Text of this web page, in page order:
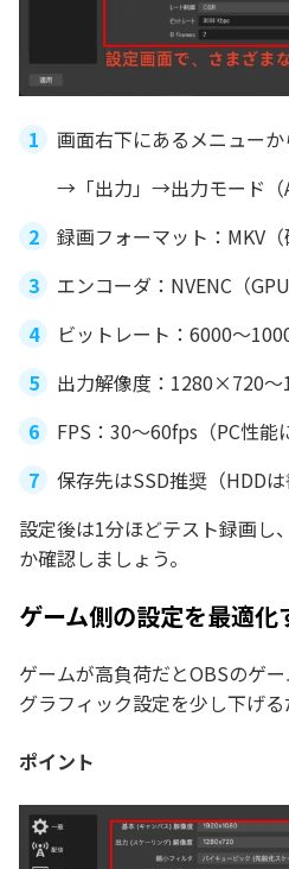
画面右下にあるメニューか
→「出力」→出力モード（
録画フォーマット：MKV（
エンコーダ：NVENC（
ビットレート：6000〜
出力解像度：1280×720
FPS：30〜60fps（PC性能
保存先はSSD推奨（HDDは
設定後は1分ほどテスト録画し
か確認しましょう。
ゲーム側の設定を最適化
ゲームが高負荷だとOBSのゲー
グラフィック設定を少し下げる
ポイント